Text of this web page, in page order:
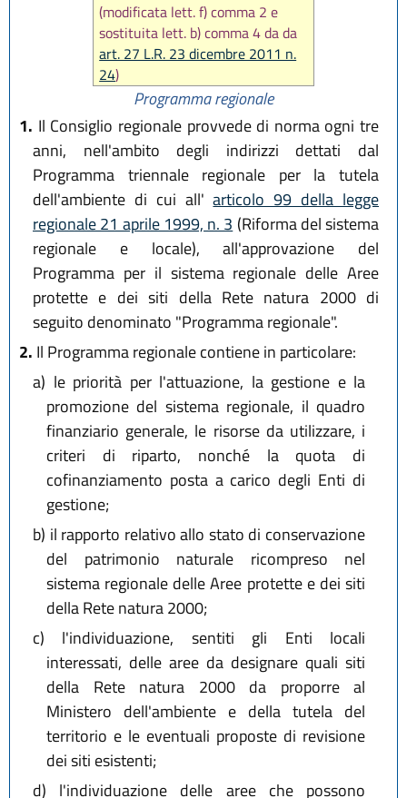
(modificata lett. f) comma 2 e
sostituita lett. b) comma 4 da da
art. 27 L.R. 23 dicembre 2011 n.
24)
Programma regionale
1. Il Consiglio regionale provvede di norma ogni tre
anni, nell'ambito degli indirizzi dettati dal
Programma triennale regionale per la tutela
dell'ambiente di cui all'articolo 99 della legge
regionale 21 aprile 1999, n. 3 (Riforma del sistema
regionale e locale), all'approvazione del
Programma per il sistema regionale delle Aree
protette e dei siti della Rete natura 2000 di
seguito denominato "Programma regionale".
2. Il Programma regionale contiene in particolare:
a) le priorità per l'attuazione, la gestione e la
promozione del sistema regionale, il quadro
finanziario generale, le risorse da utilizzare, i
criteri di riparto, nonché la quota di
cofinanziamento posta a carico degli Enti di
gestione;
b) il rapporto relativo allo stato di conservazione
del patrimonio naturale ricompreso nel
sistema regionale delle Aree protette e dei siti
della Rete natura 2000;
c) l'individuazione, sentiti gli Enti locali
interessati, delle aree da designare quali siti
della Rete natura 2000 da proporre al
Ministero dell'ambiente e della tutela del
territorio e le eventuali proposte di revisione
dei siti esistenti;
d) l'individuazione delle aree che possono